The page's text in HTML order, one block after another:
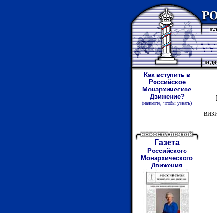
Как вступить в
Российское
Монархическое
Движение?
(нажмите чтобы узнать)
Газета
Российского
Монархического
Движения